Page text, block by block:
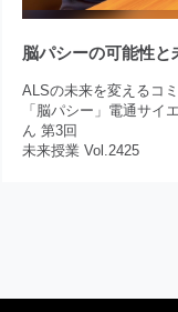
脳パシーの可能性と
ALSの未来を変えるコ
「脳パシー」電通サ
ん 第3回
未来授業 Vol.2425